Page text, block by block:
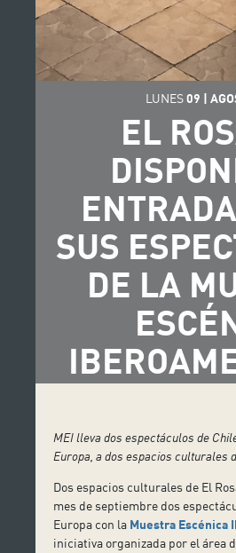
LUNES09 |
EL
SUS
DE LA
MEI lleva dos espectáculos de
Europa, a dos espacios culturales
Dos espacios culturales de El
mes de septiembre dos
Europa con la Muestra Escénica
iniciativa organizada por el área